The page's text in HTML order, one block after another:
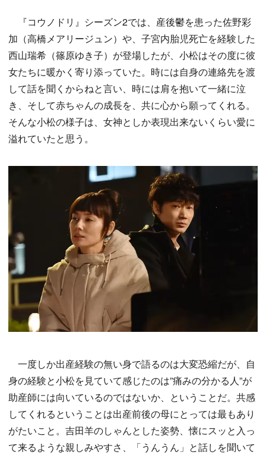
『コウノドリ』シーズン2では、産後鬱を患った佐野彩
加（高橋メアリージュン）や、子宮内胎児死亡を経験した
西山瑞希（篠原ゆき子）が登場したが、小松はその度に彼
女たちに暖かく寄り添っていた。時には自身の連絡先を渡
して話を聞くからねと言い、時には肩を抱いて一緒に泣
き、そして赤ちゃんの成長を、共に心から願ってくれる。
そんな小松の様子は、女神としか表現出来ないくらい愛に
溢れていたと思う。
一度しか出産経験の無い身で語るのは大変恐縮だが、自
身の経験と小松を見ていて感じたのは”痛みの分かる人”が
助産師には向いているのではないか、ということだ。共感
してくれるということは出産前後の母にとっては最もあり
がたいこと。吉田羊のしゃんとした姿勢、懐にスッと入っ
て来るような親しみやすさ、「うんうん」と話しを聞いて